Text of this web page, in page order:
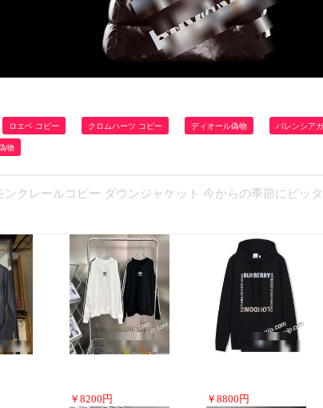
ロエベ コピー クロムハーツ コピー ディオール偽物 バレンシア
物
クレールコピー ダウンジャケット 今からの季節にピッ
￥ 8200 円 ￥ 8800 円